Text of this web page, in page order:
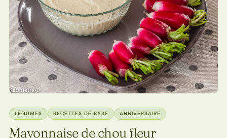
LÉGUMES RECETTES DE BASE ANNIVERSAIRE
Mayonnaise de chou fleur